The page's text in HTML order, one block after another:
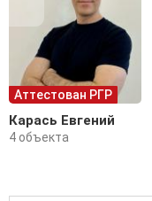
Аттестован РГР
Карась Евгений
4 объекта